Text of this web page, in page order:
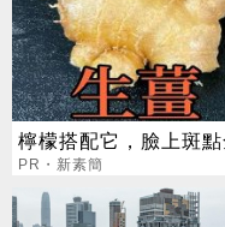
檸檬搭配它，臉上斑
PR・新素簡